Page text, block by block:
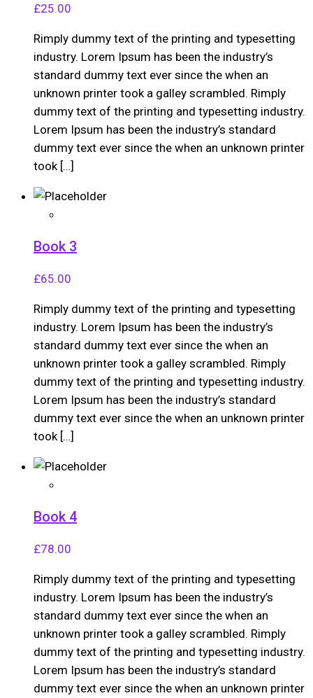
£25.00
Rimply dummy text of the printing and typesetting
industry. Lorem Ipsum has been the industry’s
standard dummy text ever since the when an
unknown printer took a galley scrambled. Rimply
dummy text of the printing and typesetting industry.
Lorem Ipsum has been the industry’s standard
dummy text ever since the when an unknown printer
took […]
Book 3
£65.00
Rimply dummy text of the printing and typesetting
industry. Lorem Ipsum has been the industry’s
standard dummy text ever since the when an
unknown printer took a galley scrambled. Rimply
dummy text of the printing and typesetting industry.
Lorem Ipsum has been the industry’s standard
dummy text ever since the when an unknown printer
took […]
Book 4
£78.00
Rimply dummy text of the printing and typesetting
industry. Lorem Ipsum has been the industry’s
standard dummy text ever since the when an
unknown printer took a galley scrambled. Rimply
dummy text of the printing and typesetting industry.
Lorem Ipsum has been the industry’s standard
dummy text ever since the when an unknown printer